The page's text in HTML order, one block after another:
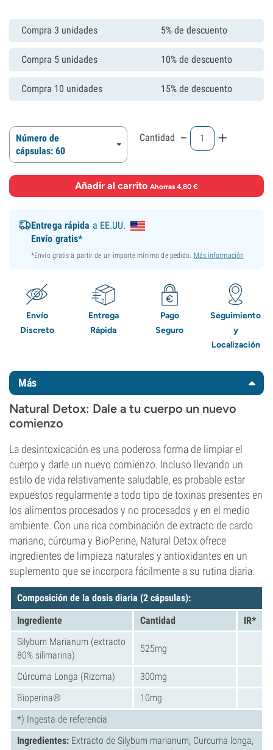
Compra 3 unidades 5% de descuento
Compra 5 unidades 10% de descuento
Compra 10 unidades 15% de descuento
Número de
cápsulas: 60
Cantidad - +
Añadir al carrito·Ahorras 4,80 €
Entrega rápida a EE.UU.
Envío gratis*
*Envío gratis a partir de un importe mínimo de pedido. Más información
Envío
Discreto
Entrega
Rápida
Pago
Seguro
Seguimiento
y
Localización
Más
Natural Detox: Dale a tu cuerpo un nuevo
comienzo
La desintoxicación es una poderosa forma de limpiar el
cuerpo y darle un nuevo comienzo. Incluso llevando un
estilo de vida relativamente saludable, es probable estar
expuestos regularmente a todo tipo de toxinas presentes en
los alimentos procesados y no procesados y en el medio
ambiente. Con una rica combinación de extracto de cardo
mariano, cúrcuma y BioPerine, Natural Detox ofrece
ingredientes de limpieza naturales y antioxidantes en un
suplemento que se incorpora fácilmente a su rutina diaria.
Composición de la dosis diaria (2 cápsulas):
Ingrediente
Cantidad
IR*
Silybum Marianum (extracto
80% silimarina)
525mg
Cúrcuma Longa (Rizoma)
300mg
Bioperina®
10mg
*) Ingesta de referencia
Ingredientes: Extracto de Silybum marianum, Curcuma longa,